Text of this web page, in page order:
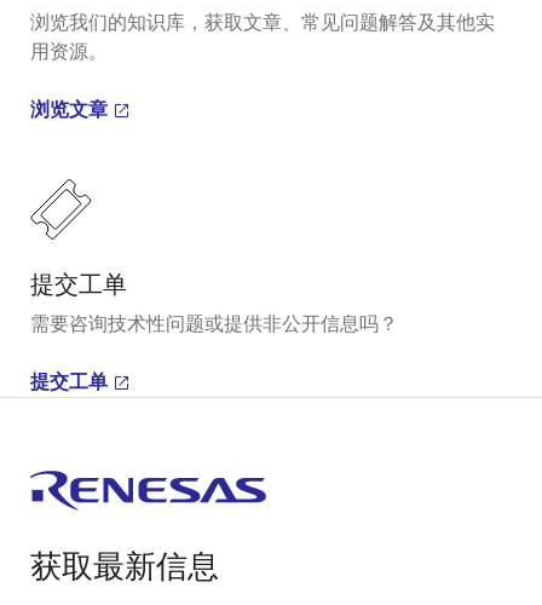
浏览我们的知识库，获取文章、常见问题解答及其他实
用资源。
浏览文章
提交工单
需要咨询技术性问题或提供非公开信息吗？
提交工单
获取最新信息